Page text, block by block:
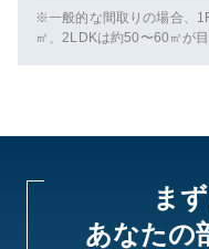
※一般的な間取りの場合、
㎡、2LDKは約50〜60㎡が目
ま
あなたの